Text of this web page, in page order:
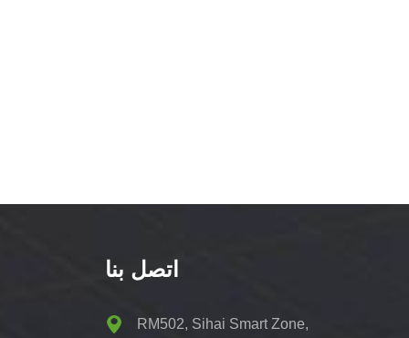
اتصل بنا
RM502, Sihai Smart Zone,